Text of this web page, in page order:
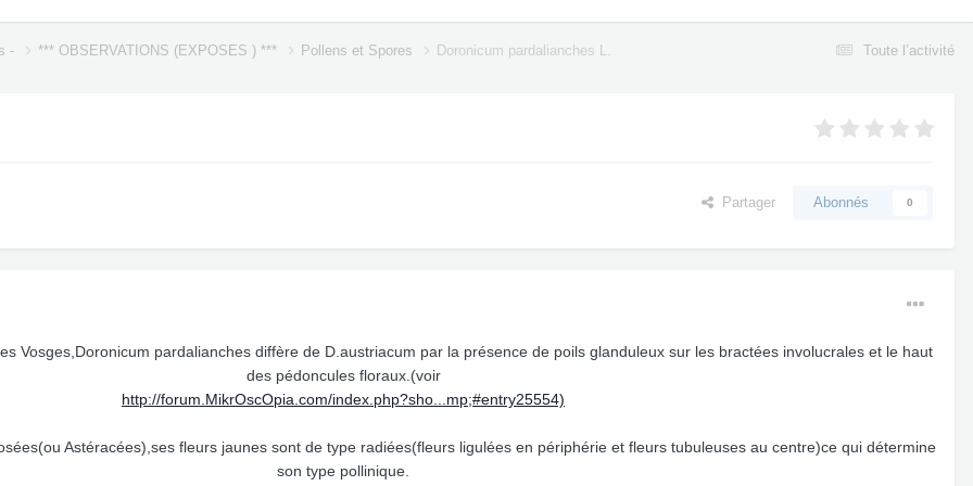
Toute l’activité
- *** OBSERVATIONS (EXPOSES ) *** Pollens et Spores Doronicum pardalianches L.
Partager Abonnés 0
Vosges,Doronicum pardalianches diffère de D.austriacum par la présence de poils glanduleux sur les bractées involucrales et le haut
des pédoncules floraux.(voir
http://forum.MikrOscOpia.com/index.php?sho...mp;#entry25554)
Astéracées),ses fleurs jaunes sont de type radiées(fleurs ligulées en périphérie et fleurs tubuleuses au centre)ce qui détermine
son type pollinique.